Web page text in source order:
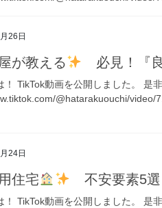
26日
が教える 必見！『
！ TikTok動画を公開しました。 是
@hatarakuouchi/
24日
住宅 不安要素5選
！ TikTok動画を公開しました。 是